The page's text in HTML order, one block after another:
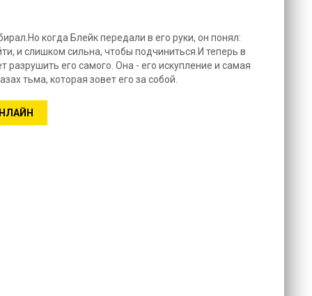
когда Блейк передали в его руки, он понял:
и слишком сильна, чтобы подчиниться.И теперь в
разрушить его самого. Она - его искупление и самая
тьма, которая зовет его за собой.